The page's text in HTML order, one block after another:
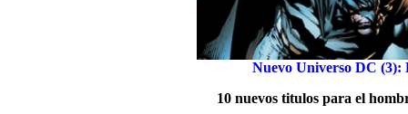
Nuevo Universo DC (3):
10 nuevos titulos para el